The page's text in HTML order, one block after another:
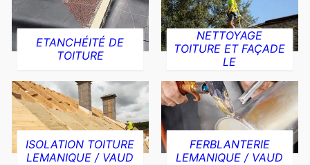
ETANCHÉITÉ DE
TOITURE
NETTOYAGE
TOITURE ET FAÇADE
LE
ISOLATION TOITURE
LEMANIQUE / VAUD
FERBLANTERIE
LEMANIQUE / VAUD